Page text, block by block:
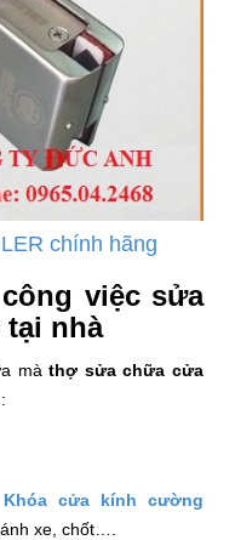
chính hãng
việc sửa
nhà
màthợ sửa chữa cửa
Khóa cửa kính cường
xe, chốt….